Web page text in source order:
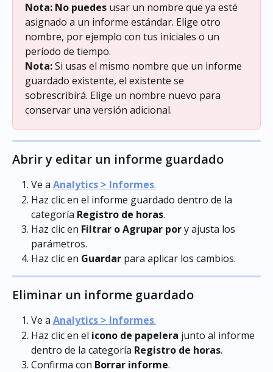
Nota: No puedes usar un nombre que ya esté
asignado a un informe estándar. Elige otro
nombre, por ejemplo con tus iniciales o un
período de tiempo.
Nota: Si usas el mismo nombre que un informe
guardado existente, el existente se
sobrescribirá. Elige un nombre nuevo para
conservar una versión adicional.
Abrir y editar un informe guardado
Ve a Analytics > Informes.
Haz clic en el informe guardado dentro de la
categoría Registro de horas.
Haz clic en Filtrar o Agrupar por y ajusta los
parámetros.
Haz clic en Guardar para aplicar los cambios.
Eliminar un informe guardado
Ve a Analytics > Informes.
Haz clic en el icono de papelera junto al informe
dentro de la categoría Registro de horas.
Confirma con Borrar informe.